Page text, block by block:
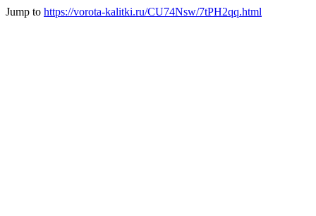
Jump to https://vorota-kalitki.ru/CU74Nsw/7tPH2qq.html